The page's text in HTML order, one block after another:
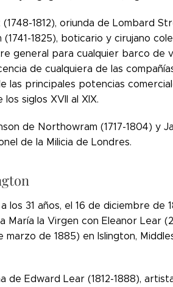
1812), oriunda de Lombard
1825), boticario y cirujano
general para cualquier barco de
de cualquiera de las
las principales potencias
siglos XVII al XIX.
de Northowram (1717-1804) y
de la Milicia de Londres.
los 31 años, el 16 de diciembre de
María la Virgen con Eleanor Lear
marzo de 1885) en Islington,
de Edward Lear (1812-1888),